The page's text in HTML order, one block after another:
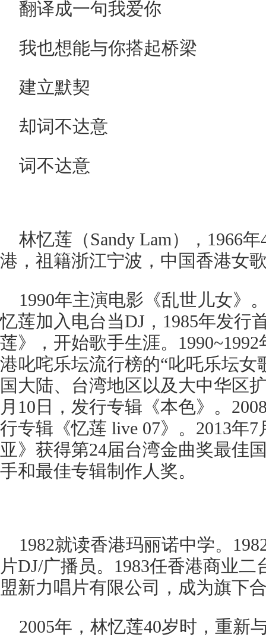
翻译成一句我爱你
我也想能与你搭起桥梁
建立默契
却词不达意
词不达意
林忆莲（Sandy Lam），1966
港，祖籍浙江宁波，中国香港女
1990年主演电影《乱世儿女》
忆莲加入电台当DJ，1985年发行
莲》，开始歌手生涯。
港叱咤乐坛流行榜的“叱吒乐坛女
国大陆、台湾地区以及大中华区
月10日，发行专辑《本色》。
行专辑《忆莲 live 07》。2013年
亚》获得第24届台湾金曲奖最佳
手和最佳专辑制作人奖。
1982就读香港玛丽诺中学。
片DJ/广播员。1983任香港商业二
盟新力唱片有限公司，成为旗下
2005年，林忆莲40岁时，重新